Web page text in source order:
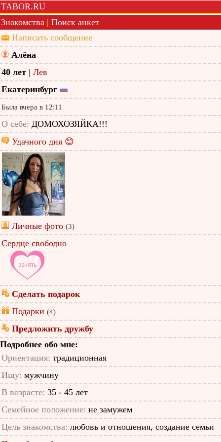
TABOR.RU
Знакомства | Поиск анкет
Написать сообщение
Алёна
40 лет | Лев
Екатеринбург
Была вчера в 12:11
О себе: ДОМОХОЗЯЙКА!!!
Удачного дня 😊
Личные фото (3)
Сердце свободно
Сделать подарок
Подарки (4)
Предложить дружбу
Подробнее обо мне:
Ориентация: традиционная
Ищу: мужчину
В возрасте: 35 - 45 лет
Семейное положение: не замужем
Цель знакомства: любовь и отношения, создание семьи